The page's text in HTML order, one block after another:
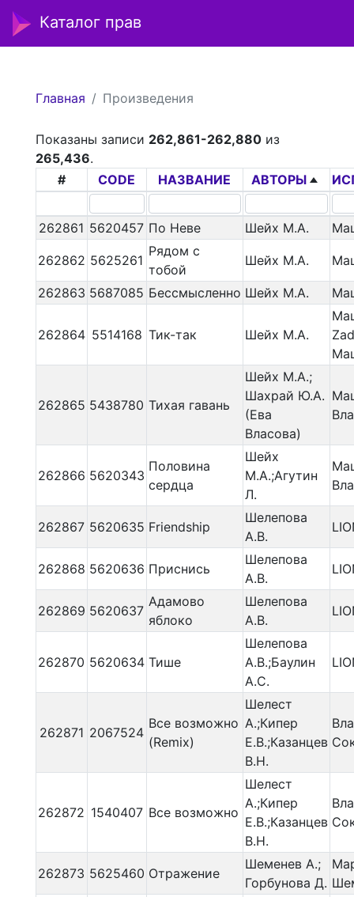
Каталог прав
Главная Произведения
Показаны записи 262,861-262,880из
265,436.
#
CODE НАЗВАНИЕ АВТОРЫ
262861 5620457 По Неве Шейх М.А.
262862 5625261
Рядом с
тобой
Шейх М.А.
262863 5687085 Бессмысленно Шейх М.А.
262864 5514168 Тик-так Шейх М.А.
262865 5438780 Тихая гавань
Шейх М.А.;
Шахрай Ю.А.
(Ева
Власова)
262866 5620343
Половина
сердца
Шейх
М.А.;Агутин
Л.
262867 5620635 Friendship
Шелепова
А.В.
262868 5620636 Приснись
Шелепова
А.В.
262869 5620637
Адамово
яблоко
Шелепова
А.В.
262870 5620634 Тише
Шелепова
А.В.;Баулин
А.С.
262871 2067524
Все возможно
(Remix)
Шелест
А.;Кипер
Е.В.;Казанцев
В.Н.
262872 1540407 Все возможно
Шелест
А.;Кипер
Е.В.;Казанцев
В.Н.
262873 5625460 Отражение
Шеменев А.;
Горбунова Д.